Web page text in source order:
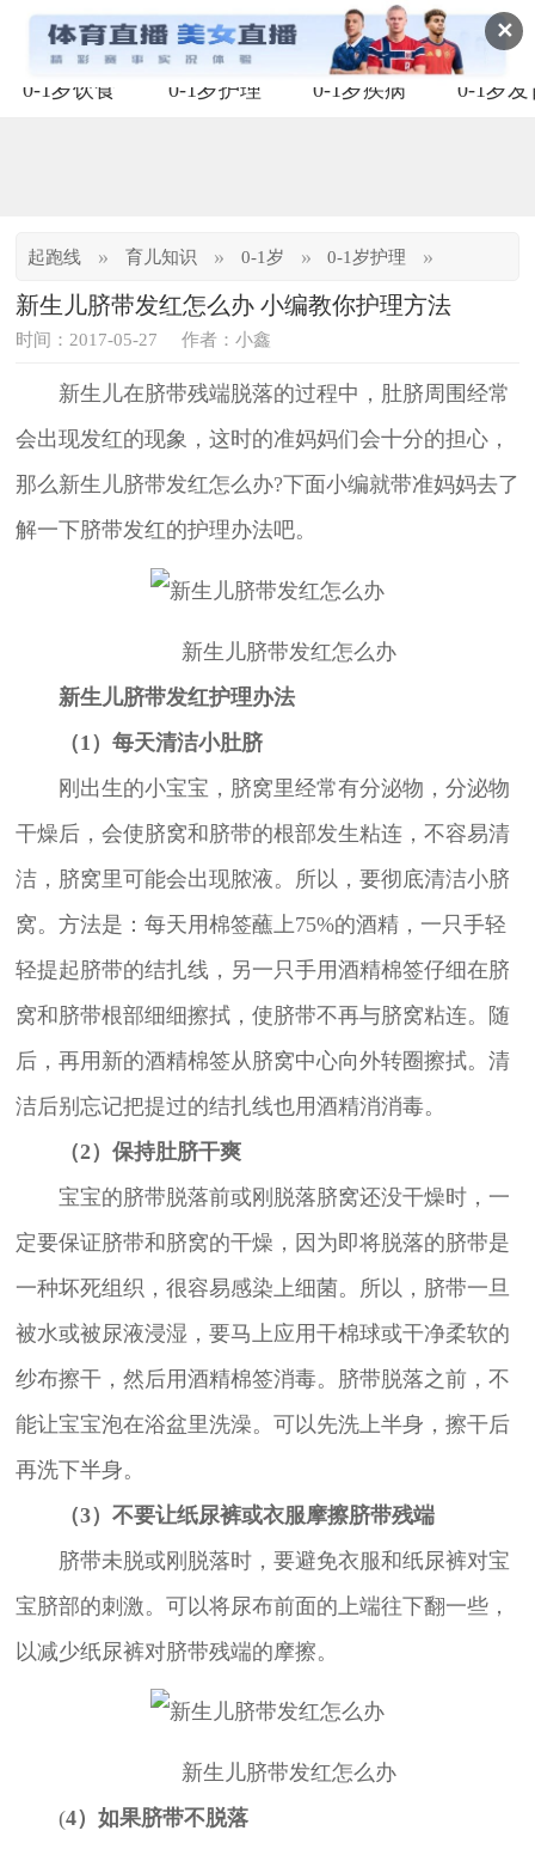
✕
0-1岁饮食 0-1岁护理 0-1岁疾病 0-1岁发
起跑线 » 育儿知识 » 0-1岁 » 0-1岁护理 »
新生儿脐带发红怎么办 小编教你护理方法
时间：2017-05-27 作者：小鑫
新生儿在脐带残端脱落的过程中，肚脐周围经常
会出现发红的现象，这时的准妈妈们会十分的担心，
那么新生儿脐带发红怎么办?下面小编就带准妈妈去了
解一下脐带发红的护理办法吧。
新生儿脐带发红怎么办
新生儿脐带发红护理办法
（1）每天清洁小肚脐
刚出生的小宝宝，脐窝里经常有分泌物，分泌物
干燥后，会使脐窝和脐带的根部发生粘连，不容易清
洁，脐窝里可能会出现脓液。所以，要彻底清洁小脐
窝。方法是：每天用棉签蘸上75%的酒精，一只手轻
轻提起脐带的结扎线，另一只手用酒精棉签仔细在脐
窝和脐带根部细细擦拭，使脐带不再与脐窝粘连。随
后，再用新的酒精棉签从脐窝中心向外转圈擦拭。清
洁后别忘记把提过的结扎线也用酒精消消毒。
（2）保持肚脐干爽
宝宝的脐带脱落前或刚脱落脐窝还没干燥时，一
定要保证脐带和脐窝的干燥，因为即将脱落的脐带是
一种坏死组织，很容易感染上细菌。所以，脐带一旦
被水或被尿液浸湿，要马上应用干棉球或干净柔软的
纱布擦干，然后用酒精棉签消毒。脐带脱落之前，不
能让宝宝泡在浴盆里洗澡。可以先洗上半身，擦干后
再洗下半身。
（3）不要让纸尿裤或衣服摩擦脐带残端
脐带未脱或刚脱落时，要避免衣服和纸尿裤对宝
宝脐部的刺激。可以将尿布前面的上端往下翻一些，
以减少纸尿裤对脐带残端的摩擦。
新生儿脐带发红怎么办
(4）如果脐带不脱落